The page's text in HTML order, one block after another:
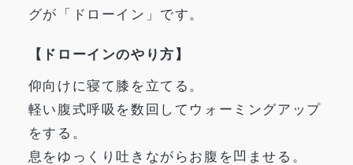
グが「ドローイン」です。
【ドローインのやり方】
仰向けに寝て膝を立てる。
軽い腹式呼吸を数回してウォーミングアップ
をする。
息をゆっくり吐きながらお腹を凹ませる。